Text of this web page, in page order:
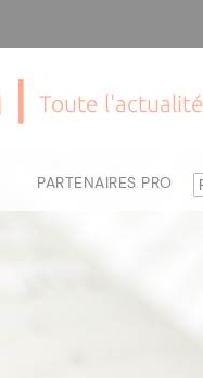
Toute
PARTENAIRES PRO